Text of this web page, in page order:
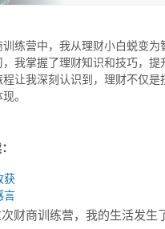
让我深刻认识到
能，更是智慧与
训练营中，我从理财小白蜕变为
我掌握了理财知识和技巧，提
程让我深刻认识到，理财不仅是
。
获
言
财商训练营，我的生活发生